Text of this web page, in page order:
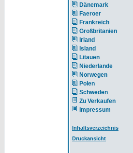
Dänemark
Faeroer
Frankreich
Großbritanien
Irland
Island
Litauen
Niederlande
Norwegen
Polen
Schweden
Zu Verkaufen
Impressum
Inhaltsverzeichnis
Druckansicht